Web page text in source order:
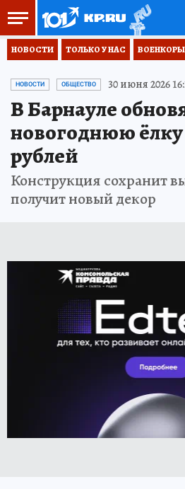
НОВОСТИ ТОЛЬКО У НАС ВОЕНКОРЫ
НОВОСТИ ОБЩЕСТВО 30 июня 2026
В Барнауле
новогоднюю ёлку
рублей
Конструкция сохранит
получит новый декор